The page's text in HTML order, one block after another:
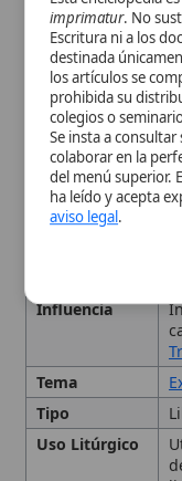
Fecha de
publicación
Influencia
Tema
Tipo
Uso Litúrgico
de
Origen y
Fuentes y